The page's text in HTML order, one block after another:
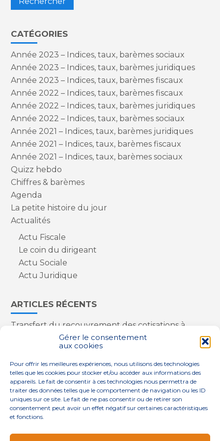
Gérer le consentement
aux cookies
Pour offrir les meilleures expériences, nous utilisons des technologies
telles que les cookies pour stocker et/ou accéder aux informations des
appareils. Le fait de consentir à ces technologies nous permettra de
traiter des données telles que le comportement de navigation ou les ID
uniques sur ce site. Le fait de ne pas consentir ou de retirer son
consentement peut avoir un effet négatif sur certaines caractéristiques
et fonctions.
CATÉGORIES
Année 2023 – Indices, taux, barèmes sociaux
Année 2023 – Indices, taux, barèmes juridiques
Année 2023 – Indices, taux, barèmes fiscaux
Année 2022 – Indices, taux, barèmes fiscaux
Année 2022 – Indices, taux, barèmes juridiques
Année 2022 – Indices, taux, barèmes sociaux
Année 2021 – Indices, taux, barèmes juridiques
Année 2021 – Indices, taux, barèmes fiscaux
Année 2021 – Indices, taux, barèmes sociaux
Quizz hebdo
Chiffres & barèmes
Agenda
La petite histoire du jour
Actualités
Actu Fiscale
Le coin du dirigeant
Actu Sociale
Actu Juridique
ARTICLES RÉCENTS
Transfert du recouvrement des cotisations à
l’Urssaf : des nouveautés
Appareils reconditionnés : annulation de la
Contrôle de la qualité de l’air dans les ERP
Industriels : le point sur les dernières évolutions
réglementaires